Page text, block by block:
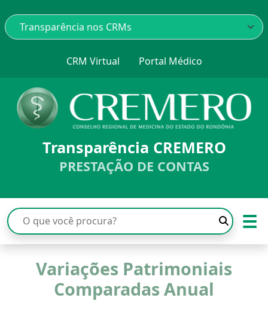
CRM Virtual Portal Médico
Transparência CREMERO
PRESTAÇÃO DE CONTAS
☰
Variações Patrimoniais
Comparadas Anual